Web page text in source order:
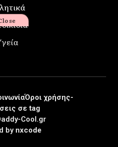
Cool.gr
Όροι χρήσης-
σε tag
by nxcode